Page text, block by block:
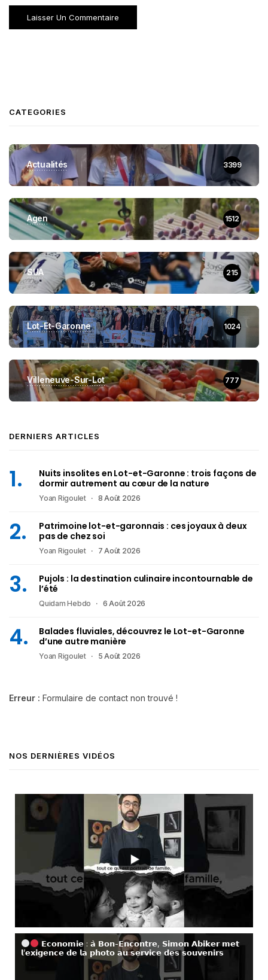
CATEGORIES
Actualités 3399
Agen 1512
SUA 215
Lot-Et-Garonne 1024
Villeneuve-Sur-Lot 777
DERNIERS ARTICLES
Nuits insolites en Lot-et-Garonne : trois façons de
dormir autrement au cœur de la nature
Yoan Rigoulet 8 Août 2026
Patrimoine lot-et-garonnais : ces joyaux à deux
pas de chez soi
Yoan Rigoulet 7 Août 2026
Pujols : la destination culinaire incontournable de
l’été
Quidam Hebdo 6 Août 2026
Balades fluviales, découvrez le Lot-et-Garonne
d’une autre manière
Yoan Rigoulet 5 Août 2026
Erreur : Formulaire de contact non trouvé !
NOS DERNIÈRES VIDÉOS
𝗘𝗰𝗼𝗻𝗼𝗺𝗶𝗲 : 𝗮̀ 𝗕𝗼𝗻-𝗘𝗻𝗰𝗼𝗻𝘁𝗿𝗲, 𝗦𝗶𝗺𝗼𝗻 𝗔𝗯𝗶𝗸𝗲𝗿 𝗺𝗲𝘁
𝗹’𝗲𝘅𝗶𝗴𝗲𝗻𝗰𝗲 𝗱𝗲 𝗹𝗮 𝗽𝗵𝗼𝘁𝗼 𝗮𝘂 𝘀𝗲𝗿𝘃𝗶𝗰𝗲 𝗱𝗲𝘀 𝘀𝗼𝘂𝘃𝗲𝗻𝗶𝗿𝘀